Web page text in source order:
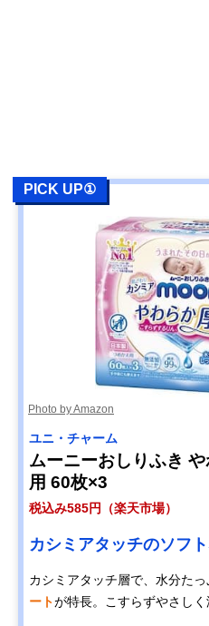
PICK UP①
Photo by Amazon
ユニ・チャーム
ムーニーおしりふき
用 60枚×3
税込み585円（楽天市場）
カシミアタッチのソフ
カシミアタッチ層で、水分た
ートが特長。こすらずやさしく